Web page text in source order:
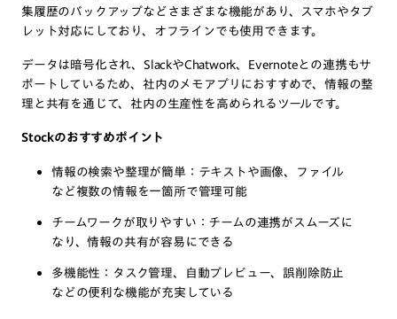
集履歴のバックアップなどさまざまな機能があり、スマホやタブ
レット対応にしており、オフラインでも使用できます。
データは暗号化され、SlackやChatwork、Evernoteとの連携もサ
ポートしているため、社内のメモアプリにおすすめで、情報の整
理と共有を通じて、社内の生産性を高められるツールです。
Stockのおすすめポイント
情報の検索や整理が簡単：テキストや画像、ファイル
など複数の情報を一箇所で管理可能
チームワークが取りやすい：チームの連携がスムーズに
なり、情報の共有が容易にできる
多機能性：タスク管理、自動プレビュー、誤削除防止
などの便利な機能が充実している